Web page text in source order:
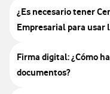
¿Es necesario tener
Empresarial para usar
Firma digital: ¿Cómo
documentos?